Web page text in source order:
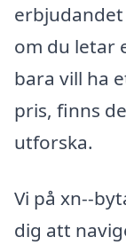
om du letar
bara vill ha
pris, finns
utforska.
Vi på xn--
dig att